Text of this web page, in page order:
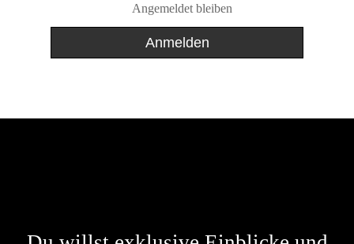
Angemeldet bleiben